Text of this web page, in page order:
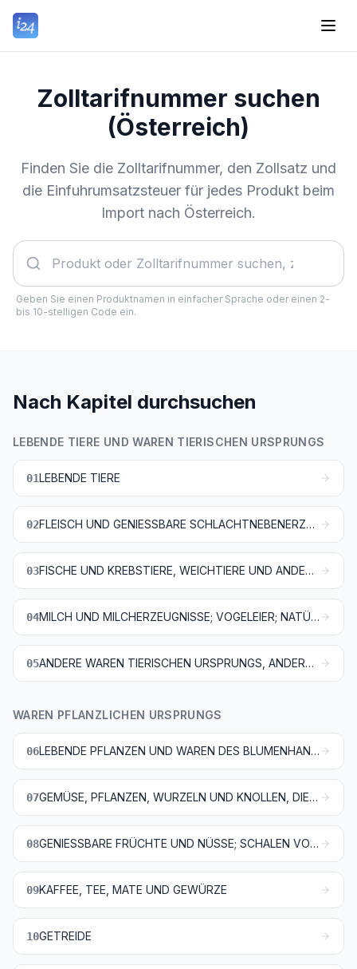
Zolltarifnummer suchen
(Österreich)
Finden Sie die Zolltarifnummer, den Zollsatz und
die Einfuhrumsatzsteuer für jedes Produkt beim
Import nach Österreich.
Geben Sie einen Produktnamen in einfacher Sprache oder einen 2-
bis 10-stelligen Code ein.
Nach Kapitel durchsuchen
LEBENDE TIERE UND WAREN TIERISCHEN URSPRUNGS
01LEBENDE TIERE
02 FLEISCH UND GENIESSBARE SCHLACHTNEBENERZEUGNISSE
03 FISCHE UND KREBSTIERE, WEICHTIERE UND ANDERE WIRBELLOSE WASSERTIERE
04 MILCH UND MILCHERZEUGNISSE; VOGELEIER; NATÜRLICHER HONIG; GENIESSBARE WAREN TIERISCHEN URSPRUNGS, ANDERWEIT WEDER GENANNT NOCH INBEGRIFFEN
05 ANDERE WAREN TIERISCHEN URSPRUNGS, ANDERWEIT WEDER GENANNT NOCH INBEGRIFFEN
WAREN PFLANZLICHEN URSPRUNGS
06 LEBENDE PFLANZEN UND WAREN DES BLUMENHANDELS
07 GEMÜSE, PFLANZEN, WURZELN UND KNOLLEN, DIE ZU ERNÄHRUNGSZWECKEN VERWENDET WERDEN
08 GENIESSBARE FRÜCHTE UND NÜSSE; SCHALEN VON ZITRUSFRÜCHTEN ODER VON MELONEN
09KAFFEE, TEE, MATE UND GEWÜRZE
10GETREIDE